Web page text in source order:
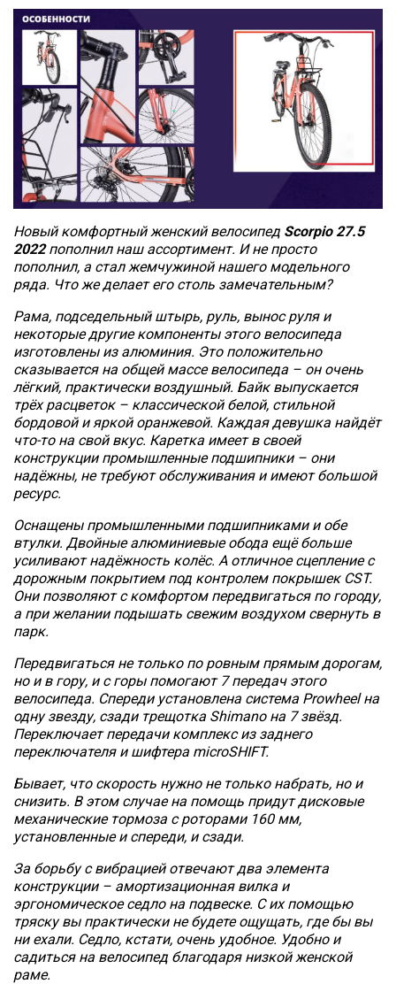
Новый комфортный женский велосипед Scorpio 27.5
2022пополнил наш ассортимент. И не просто
пополнил, а стал жемчужиной нашего модельного
ряда. Что же делает его столь замечательным?
Рама, подседельный штырь, руль, вынос руля и
некоторые другие компоненты этого велосипеда
изготовлены из алюминия. Это положительно
сказывается на общей массе велосипеда – он очень
лёгкий, практически воздушный. Байк выпускается
трёх расцветок – классической белой, стильной
бордовой и яркой оранжевой. Каждая девушка найдёт
что-то на свой вкус. Каретка имеет в своей
конструкции промышленные подшипники – они
надёжны, не требуют обслуживания и имеют большой
ресурс.
Оснащены промышленными подшипниками и обе
втулки. Двойные алюминиевые обода ещё больше
усиливают надёжность колёс. А отличное сцепление с
дорожным покрытием под контролем покрышек CST.
Они позволяют с комфортом передвигаться по городу,
а при желании подышать свежим воздухом свернуть в
парк.
Передвигаться не только по ровным прямым дорогам,
но и в гору, и с горы помогают 7 передач этого
велосипеда. Спереди установлена система Prowheel на
одну звезду, сзади трещотка Shimano на 7 звёзд.
Переключает передачи комплекс из заднего
переключателя и шифтера microSHIFT.
Бывает, что скорость нужно не только набрать, но и
снизить. В этом случае на помощь придут дисковые
механические тормоза с роторами 160 мм,
установленные и спереди, и сзади.
За борьбу с вибрацией отвечают два элемента
конструкции – амортизационная вилка и
эргономическое седло на подвеске. С их помощью
тряску вы практически не будете ощущать, где бы вы
ни ехали. Седло, кстати, очень удобное. Удобно и
садиться на велосипед благодаря низкой женской
раме.